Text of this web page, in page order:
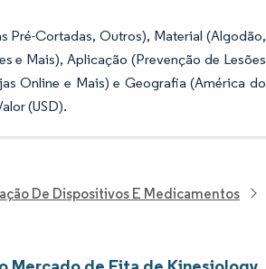
Pré-Cortadas, Outros), Material (Algodão,
e Mais), Aplicação (Prevenção de Lesões
Online e Mais) e Geografia (América do
(USD).
De Dispositivos E Medicamentos